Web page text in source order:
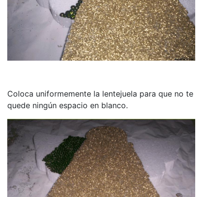
Coloca uniformemente la lentejuela para que no te
quede ningún espacio en blanco.